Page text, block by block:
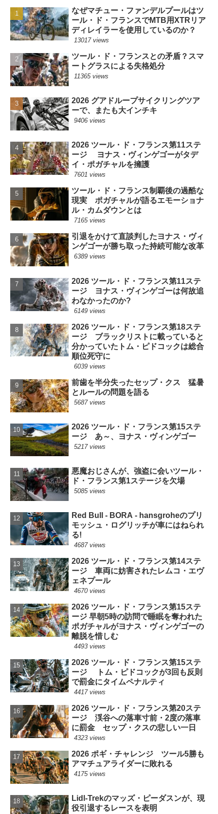
なぜマチュー・ファンデルプールはツ
ール・ド・フランスでMTB用XTRリア
ディレイラーを使用しているのか？
13017 views
ツール・ド・フランスとの矛盾？スマ
ートグラスによる失格処分
11365 views
2026 グアドループサイクリングツア
ーで、またも大インチキ
9406 views
2026 ツール・ド・フランス第11ステ
ージ ヨナス・ヴィンゲゴーがタデ
イ・ポガチャルを擁護
7601 views
ツール・ド・フランス制覇後の過酷な
現実 ポガチャルが語るエモーショナ
ル・カムダウンとは
7165 views
引退をかけて直談判したヨナス・ヴィ
ンゲゴーが勝ち取った持続可能な改革
6389 views
2026 ツール・ド・フランス第11ステ
ージ ヨナス・ヴィンゲゴーは何故追
わなかったのか?
6149 views
2026 ツール・ド・フランス第18ステ
ージ ブラックリストに載っていると
分かっていたトム・ピドコックは総合
順位死守に
6039 views
前歯を半分失ったセップ・クス 猛暑
とルールの問題を語る
5687 views
2026 ツール・ド・フランス第15ステ
ージ あ～、ヨナス・ヴィンゲゴー
5217 views
悪魔おじさんが、強盗に会いツール・
ド・フランス第1ステージを欠場
5085 views
Red Bull - BORA - hansgroheのプリ
モッシュ・ログリッチが車にはねられ
る!
4687 views
2026 ツール・ド・フランス第14ステ
ージ 車両に妨害されたレムコ・エヴ
ェネプール
4670 views
2026 ツール・ド・フランス第15ステ
ージ 早朝5時の訪問で睡眠を奪われた
ポガチャルがヨナス・ヴィンゲゴーの
離脱を惜しむ
4493 views
2026 ツール・ド・フランス第15ステ
ージ トム・ピドコックが3回も反則
で罰金にタイムペナルティ
4417 views
2026 ツール・ド・フランス第20ステ
ージ 渓谷への落車寸前・2度の落車
に罰金 セップ・クスの悲しい一日
4323 views
2026 ポギ・チャレンジ ツール5勝も
アマチュアライダーに敗れる
4175 views
Lidl-Trekのマッズ・ピーダスンが、現
役引退するレースを表明